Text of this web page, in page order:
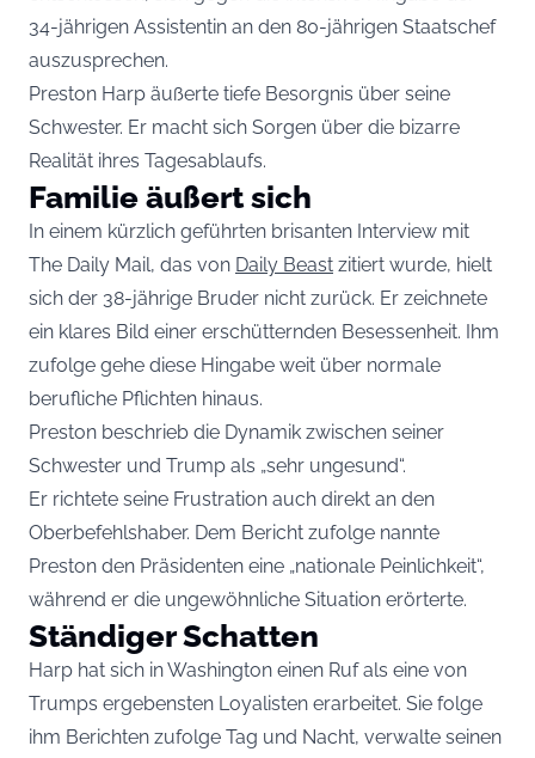
34-jährigen Assistentin an den 80-jährigen Staatschef
auszusprechen.
Preston Harp äußerte tiefe Besorgnis über seine
Schwester. Er macht sich Sorgen über die bizarre
Realität ihres Tagesablaufs.
Familie äußert sich
In einem kürzlich geführten brisanten Interview mit
The Daily Mail, das von Daily Beast zitiert wurde, hielt
sich der 38-jährige Bruder nicht zurück. Er zeichnete
ein klares Bild einer erschütternden Besessenheit. Ihm
zufolge gehe diese Hingabe weit über normale
berufliche Pflichten hinaus.
Preston beschrieb die Dynamik zwischen seiner
Schwester und Trump als „sehr ungesund“.
Er richtete seine Frustration auch direkt an den
Oberbefehlshaber. Dem Bericht zufolge nannte
Preston den Präsidenten eine „nationale Peinlichkeit“,
während er die ungewöhnliche Situation erörterte.
Ständiger Schatten
Harp hat sich in Washington einen Ruf als eine von
Trumps ergebensten Loyalisten erarbeitet. Sie folge
ihm Berichten zufolge Tag und Nacht, verwalte seinen